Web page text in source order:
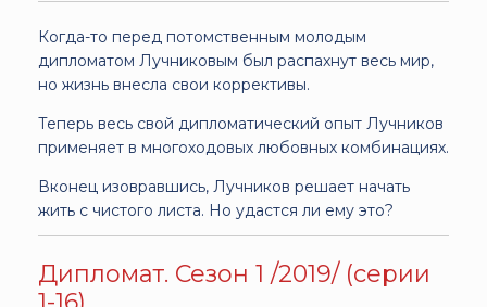
Когда-то перед потомственным молодым
дипломатом Лучниковым был распахнут весь мир,
но жизнь внесла свои коррективы.
Теперь весь свой дипломатический опыт Лучников
применяет в многоходовых любовных комбинациях.
Вконец изовравшись, Лучников решает начать
жить с чистого листа. Но удастся ли ему это?
Дипломат. Сезон 1 /2019/ (серии